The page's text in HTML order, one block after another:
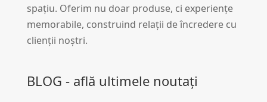
spațiu. Oferim nu doar produse, ci experiențe
memorabile, construind relații de încredere cu
clienții noștri.
BLOG - află ultimele noutați